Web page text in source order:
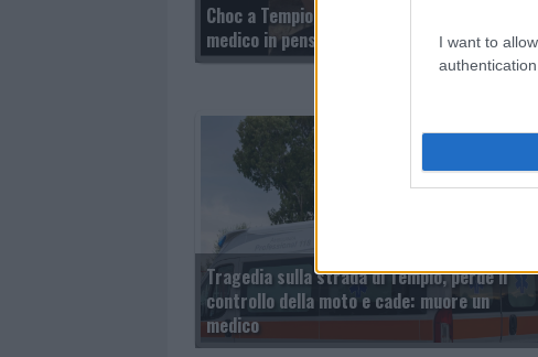
I want to
Choc a Tempio per la scomparsa di Arras, il
medico in pensione morto nell’incidente
Tragedia sulla strada di Tempio, perde il
controllo della moto e cade: muore un
medico